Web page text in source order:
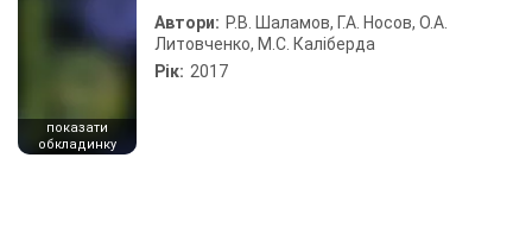
показати
обкладинку
Автори: Р.В. Шаламов, Г.А. Носов, О.А.
Литовченко, М.С. Каліберда
Рік: 2017